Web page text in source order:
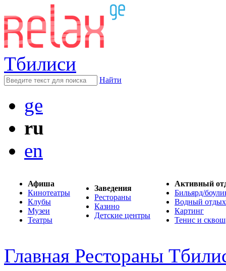
Тбилиси
Найти
ge
ru
en
Афиша
Кинотеатры
Клубы
Музеи
Театры
Заведения
Рестораны
Казино
Детские центры
Активный
Бильярд/
Водный отдых
Картинг
Тенис и сквош
Главная Рестораны